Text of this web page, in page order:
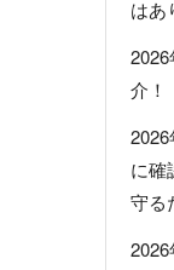
はあ
介！
に確
守る